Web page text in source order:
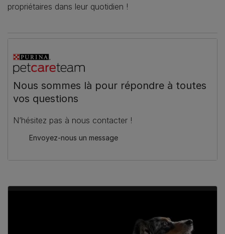
propriétaires dans leur quotidien !
Nous sommes là pour répondre à toutes
vos questions
N’hésitez pas à nous contacter !
Envoyez-nous un message